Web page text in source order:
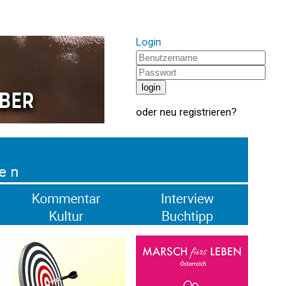
Login
oder neu registrieren?